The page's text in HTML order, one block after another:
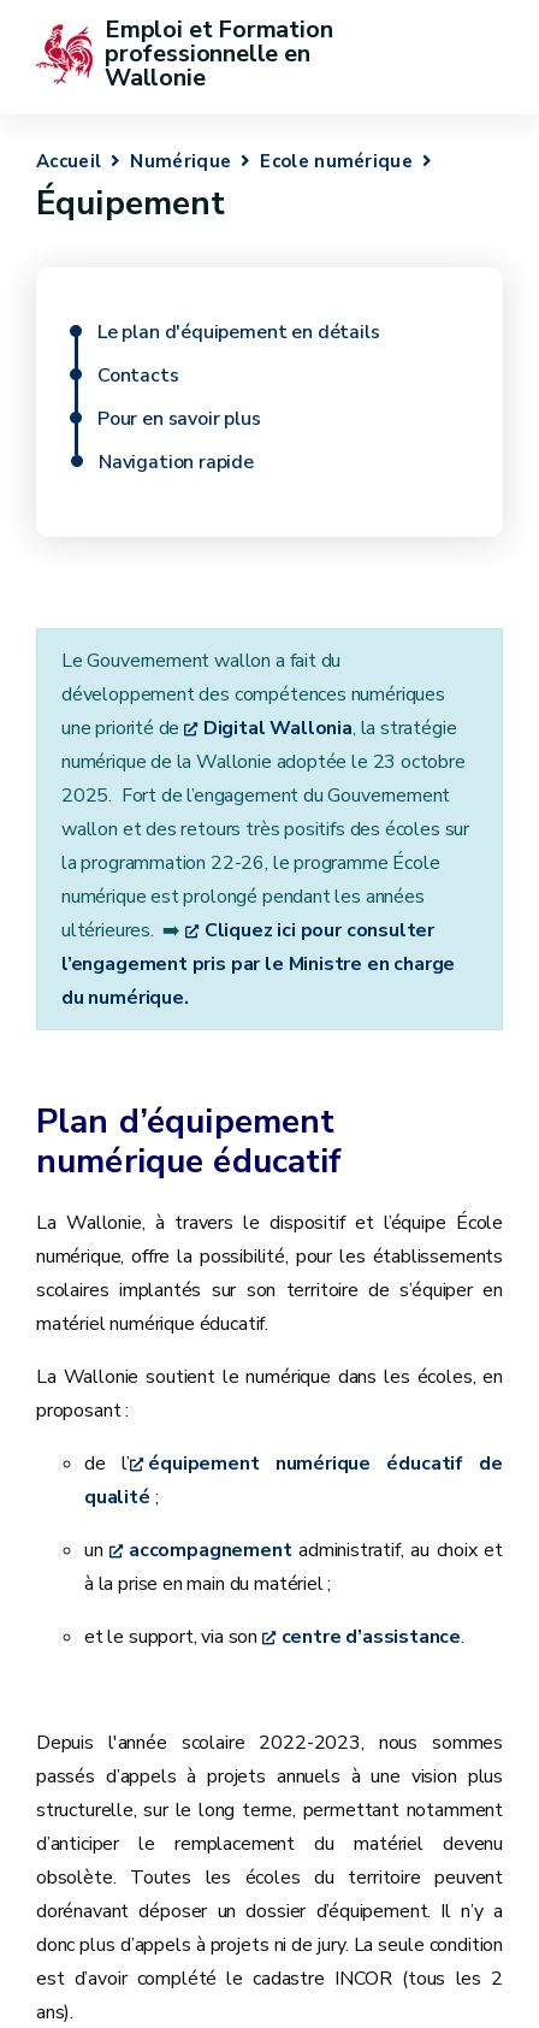
Emploi et Formation
professionnelle en
Wallonie
Accueil Numérique Ecole numérique
Équipement
Le plan d'équipement en détails
Contacts
Pour en savoir plus
Navigation rapide
Le Gouvernement wallon a fait du
développement des compétences numériques
une priorité de
Digital Wallonia, la stratégie
numérique de la Wallonie adoptée le 23 octobre
2025. Fort de l’engagement du Gouvernement
wallon et des retours très positifs des écoles sur
la programmation 22-26, le programme École
numérique est prolongé pendant les années
ultérieures. ➡️
Cliquez ici pour consulter
l’engagement pris par le Ministre en charge
du numérique.
Plan d’équipement
numérique éducatif
La Wallonie, à travers le dispositif et l’équipe École
numérique, offre la possibilité, pour les établissements
scolaires implantés sur son territoire de s’équiper en
matériel numérique éducatif.
La Wallonie soutient le numérique dans les écoles, en
proposant :
de l’
équipement numérique éducatif de
qualité ;
un
accompagnementadministratif, au choix et
à la prise en main du matériel ;
et le support, via son
centre d’assistance.
Depuis l'année scolaire 2022-2023, nous sommes
passés d’appels à projets annuels à une vision plus
structurelle, sur le long terme, permettant notamment
d’anticiper le remplacement du matériel devenu
obsolète. Toutes les écoles du territoire peuvent
dorénavant déposer un dossier d’équipement. Il n’y a
donc plus d’appels à projets ni de jury. La seule condition
est d’avoir complété le cadastre INCOR (tous les 2
ans).